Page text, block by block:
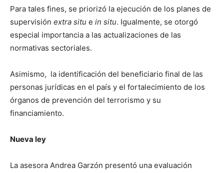
Para tales fines, se priorizó la ejecución de los planes de
supervisión extra situ e in situ. Igualmente, se otorgó
especial importancia a las actualizaciones de las
normativas sectoriales.
Asimismo, la identificación del beneficiario final de las
personas jurídicas en el país y el fortalecimiento de los
órganos de prevención del terrorismo y su
financiamiento.
Nueva ley
La asesora Andrea Garzón presentó una evaluación